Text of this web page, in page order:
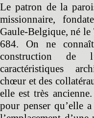
Le patron de la
missionnaire,
Gaule-Belgique, né
684. On ne
construction de
caractéristiques
chœur et des
elle est très
pour penser qu’elle